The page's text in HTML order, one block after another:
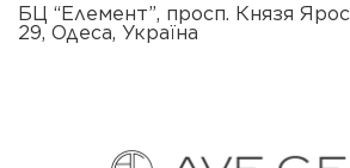
БЦ “Елемент”, просп. Князя
29, Одеса, Україна